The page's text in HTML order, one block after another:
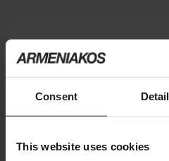
Consent
This website uses cookies